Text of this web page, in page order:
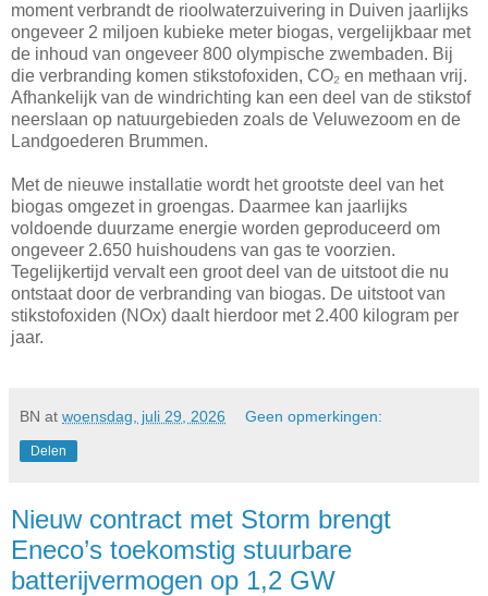
moment verbrandt de rioolwaterzuivering in Duiven jaarlijks
ongeveer 2 miljoen kubieke meter biogas, vergelijkbaar met
de inhoud van ongeveer 800 olympische zwembaden. Bij
die verbranding komen stikstofoxiden, CO₂ en methaan vrij.
Afhankelijk van de windrichting kan een deel van de stikstof
neerslaan op natuurgebieden zoals de Veluwezoom en de
Landgoederen Brummen.
Met de nieuwe installatie wordt het grootste deel van het
biogas omgezet in groengas. Daarmee kan jaarlijks
voldoende duurzame energie worden geproduceerd om
ongeveer 2.650 huishoudens van gas te voorzien.
Tegelijkertijd vervalt een groot deel van de uitstoot die nu
ontstaat door de verbranding van biogas. De uitstoot van
stikstofoxiden (NOx) daalt hierdoor met 2.400 kilogram per
jaar.
BN at woensdag, juli 29, 2026 Geen opmerkingen:
Delen
Nieuw contract met Storm brengt
Eneco’s toekomstig stuurbare
batterijvermogen op 1,2 GW